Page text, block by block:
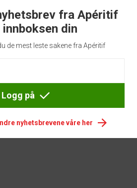
fra Apéritif
din
de mest leste sakene fra Apéritif
Logg på
nyhetsbrevene våre her